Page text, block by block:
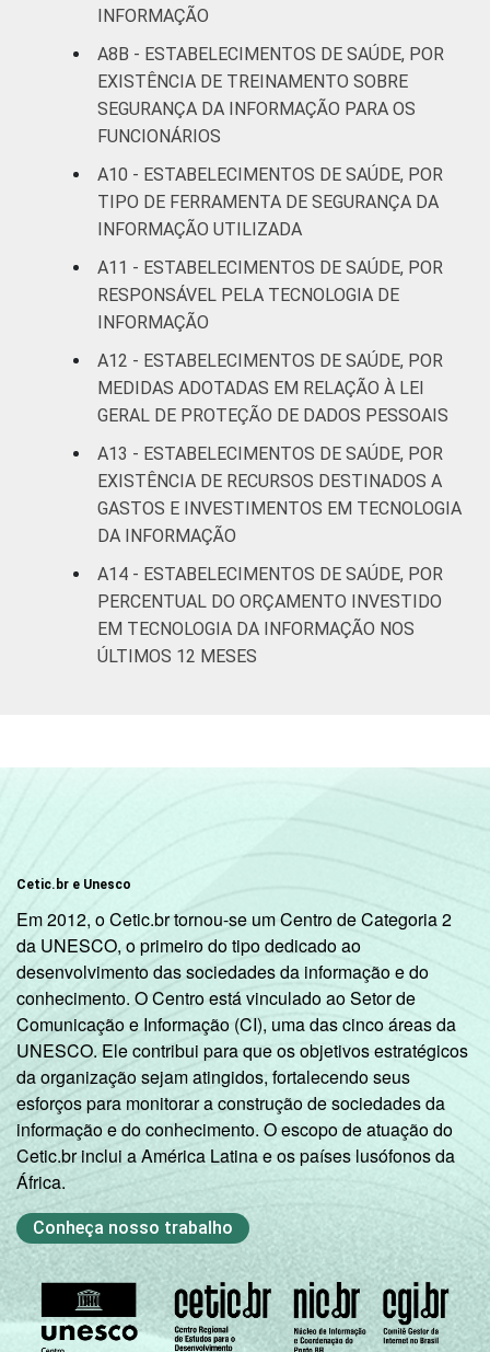
INFORMAÇÃO
A8B - ESTABELECIMENTOS DE SAÚDE, POR
EXISTÊNCIA DE TREINAMENTO SOBRE
SEGURANÇA DA INFORMAÇÃO PARA OS
FUNCIONÁRIOS
A10 - ESTABELECIMENTOS DE SAÚDE, POR
TIPO DE FERRAMENTA DE SEGURANÇA DA
INFORMAÇÃO UTILIZADA
A11 - ESTABELECIMENTOS DE SAÚDE, POR
RESPONSÁVEL PELA TECNOLOGIA DE
INFORMAÇÃO
A12 - ESTABELECIMENTOS DE SAÚDE, POR
MEDIDAS ADOTADAS EM RELAÇÃO À LEI
GERAL DE PROTEÇÃO DE DADOS PESSOAIS
A13 - ESTABELECIMENTOS DE SAÚDE, POR
EXISTÊNCIA DE RECURSOS DESTINADOS A
GASTOS E INVESTIMENTOS EM TECNOLOGIA
DA INFORMAÇÃO
A14 - ESTABELECIMENTOS DE SAÚDE, POR
PERCENTUAL DO ORÇAMENTO INVESTIDO
EM TECNOLOGIA DA INFORMAÇÃO NOS
ÚLTIMOS 12 MESES
Cetic.br e Unesco
Em 2012, o Cetic.br tornou-se um Centro de Categoria 2
da UNESCO, o primeiro do tipo dedicado ao
desenvolvimento das sociedades da informação e do
conhecimento. O Centro está vinculado ao Setor de
Comunicação e Informação (CI), uma das cinco áreas da
UNESCO. Ele contribui para que os objetivos estratégicos
da organização sejam atingidos, fortalecendo seus
esforços para monitorar a construção de sociedades da
informação e do conhecimento. O escopo de atuação do
Cetic.br inclui a América Latina e os países lusófonos da
África.
Conheça nosso trabalho